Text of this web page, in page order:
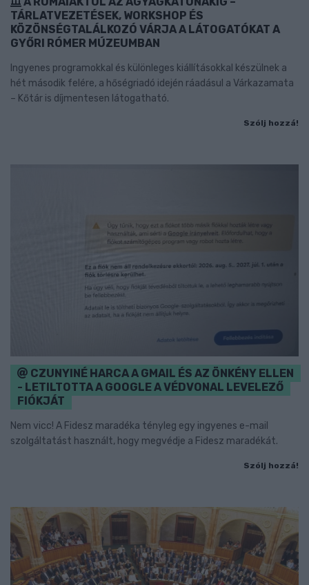
TÁRLATVEZETÉSEK, WORKSHOP ÉS
KÖZÖNSÉGTALÁLKOZÓ VÁRJA A LÁTOGATÓKAT A
GYŐRI RÓMER MÚZEUMBAN
Ingyenes programokkal és különleges kiállításokkal készülnek a
hét második felére, a hőségriadó idején ráadásul a Várkazamata
– Kőtár is díjmentesen látogatható.
Szólj hozzá!
CZUNYINÉ HARCA A GMAIL ÉS AZ ÖNKÉNY ELLEN
- LETILTOTTA A GOOGLE A VÉDVONAL LEVELEZŐ
FIÓKJÁT
Nem vicc! A Fidesz maradéka tényleg egy ingyenes e-mail
szolgáltatást használt, hogy megvédje a Fidesz maradékát.
Szólj hozzá!